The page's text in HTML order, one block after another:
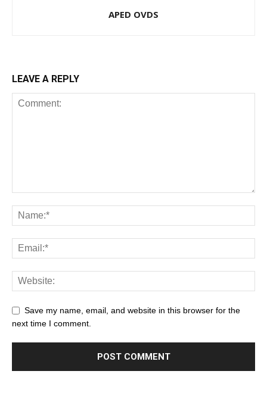
APED OVDS
LEAVE A REPLY
Save my name, email, and website in this browser for the
next time I comment.